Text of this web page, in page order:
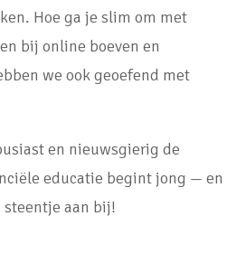
Hoe ga je slim om met
bij online boeven en
we ook geoefend met
en nieuwsgierig de
educatie begint jong — en
steentje aan bij!